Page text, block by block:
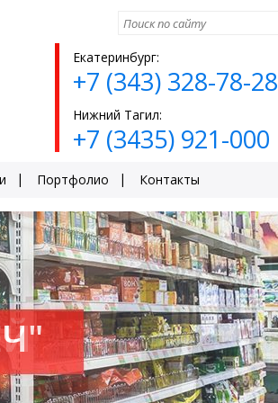
Екатеринбург:
+7 (343) 328-78-28
Нижний Тагил:
+7 (3435) 921-000
Портфолио Контакты